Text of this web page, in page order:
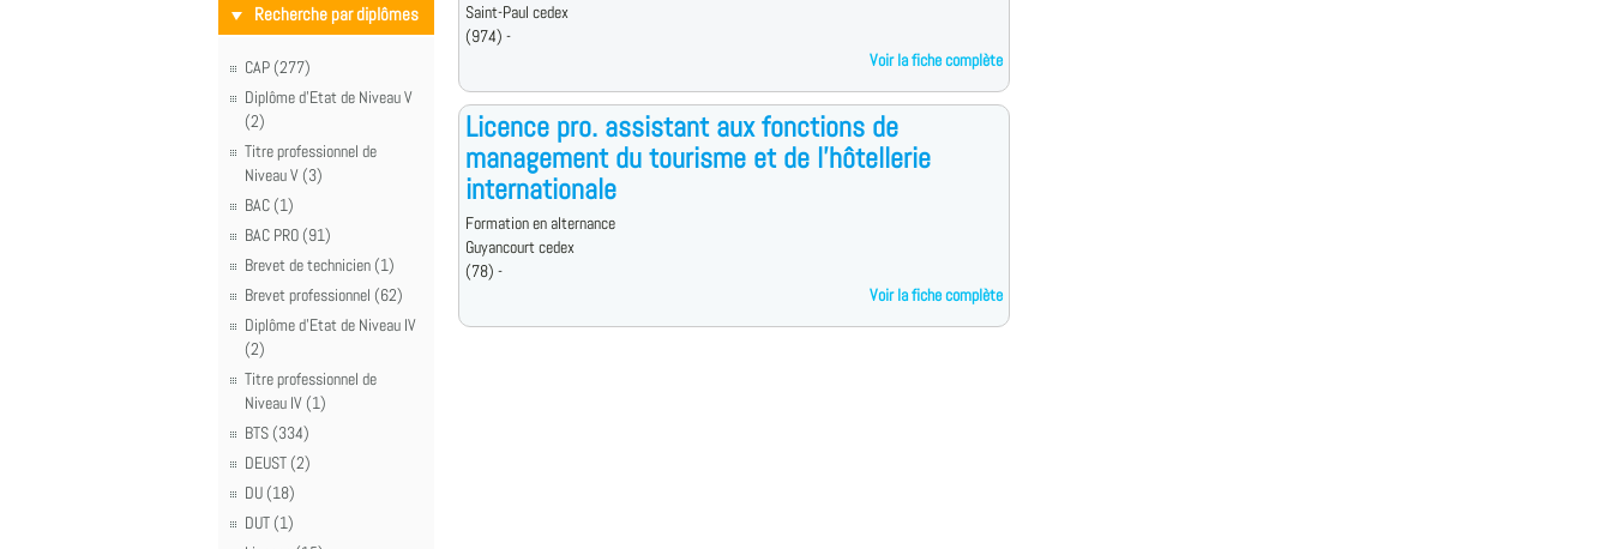
Recherche par diplômes
CAP (277)
Diplôme d'Etat de Niveau V
(2)
Titre professionnel de
Niveau V (3)
BAC (1)
BAC PRO (91)
Brevet de technicien (1)
Brevet professionnel (62)
Diplôme d'Etat de Niveau IV
(2)
Titre professionnel de
Niveau IV (1)
BTS (334)
DEUST (2)
DU (18)
DUT (1)
Saint-Paul cedex
(974) -
Voir la fiche complète
Licence pro. assistant aux fonctions de
management du tourisme et de l'hôtellerie
internationale
Formation en alternance
Guyancourt cedex
(78) -
Voir la fiche complète